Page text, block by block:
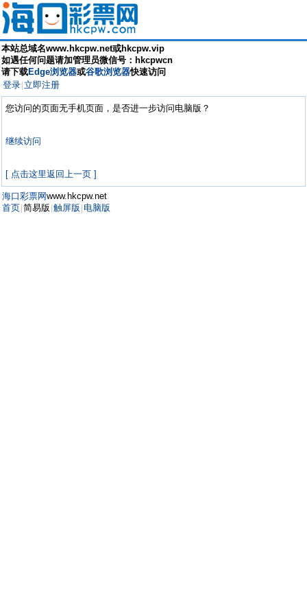
本站总域名www.hkcpw.net或hkcpw.vip
如遇任何问题请加管理员微信号：hkcpwcn
请下载Edge浏览器或谷歌浏览器快速访问
登录 立即注册
您访问的页面无手机页面，是否进一步访问电脑版？
继续访问
[ 点击这里返回上一页 ]
海口彩票网www.hkcpw.net
首页 简易版 触屏版 电脑版